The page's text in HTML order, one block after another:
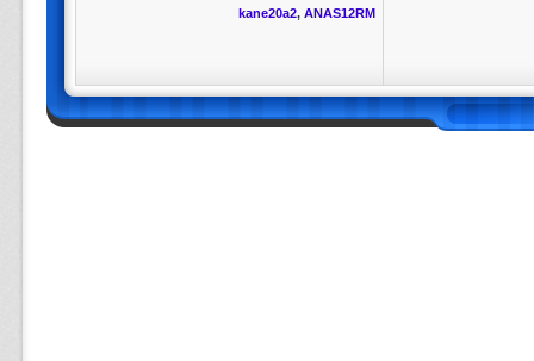
kane20a2, ANAS12RM